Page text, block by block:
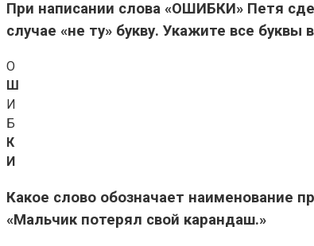
При написании слова «ОШИБКИ» Петя
случае «не ту» букву. Укажите все
О
Ш
И
Б
К
И
Какое слово обозначает наименование
«Мальчик потерял свой карандаш.»